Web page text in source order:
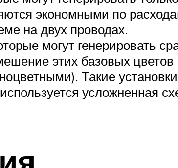
экономными по
на двух проводах.
могут генерировать
этих базовых цветов
Такие
усложненная